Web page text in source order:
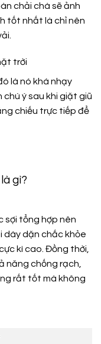
chải chà sẽ ảnh
tốt nhất là chỉ nên
trời
là nó khá nhạy
chú ý sau khi giặt giũ
chiếu trực tiếp để
gì?
sợi tổng hợp nên
dày dặn chắc khỏe
kì cao. Đồng thời,
năng chống rạch,
rất tốt mà không